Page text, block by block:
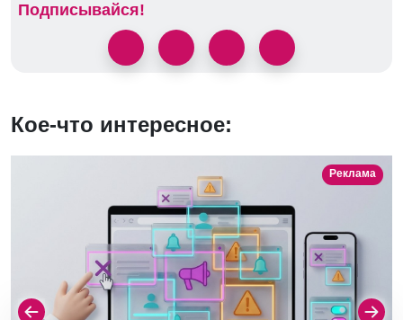
Подписывайся!
Кое-что интересное:
Реклама